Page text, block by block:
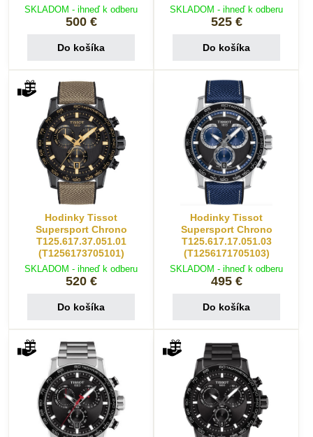
SKLADOM - ihneď k odberu
500 €
Do košíka
SKLADOM - ihneď k odberu
525 €
Do košíka
Hodinky Tissot
Supersport Chrono
T125.617.37.051.01
(T1256173705101)
SKLADOM - ihneď k odberu
520 €
Do košíka
Hodinky Tissot
Supersport Chrono
T125.617.17.051.03
(T1256171705103)
SKLADOM - ihneď k odberu
495 €
Do košíka